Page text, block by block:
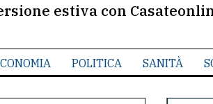
estiva con
POLITICA SANITÀ